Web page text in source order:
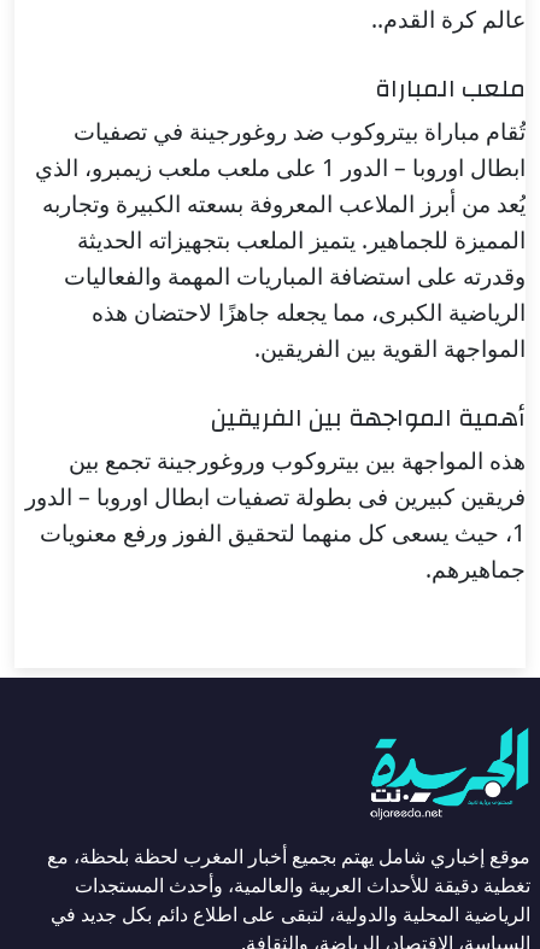
عالم كرة القدم..
ملعب المباراة
تُقام مباراة بيتروكوب ضد روغورجينة في تصفيات
ابطال اوروبا – الدور 1 على ملعب ملعب زيمبرو، الذي
يُعد من أبرز الملاعب المعروفة بسعته الكبيرة وتجاربه
المميزة للجماهير. يتميز الملعب بتجهيزاته الحديثة
وقدرته على استضافة المباريات المهمة والفعاليات
الرياضية الكبرى، مما يجعله جاهزًا لاحتضان هذه
المواجهة القوية بين الفريقين.
أهمية المواجهة بين الفريقين
هذه المواجهة بين بيتروكوب وروغورجينة تجمع بين
فريقين كبيرين فى بطولة تصفيات ابطال اوروبا – الدور
1، حيث يسعى كل منهما لتحقيق الفوز ورفع معنويات
جماهيرهم.
موقع إخباري شامل يهتم بجميع أخبار المغرب لحظة بلحظة، مع
تغطية دقيقة للأحداث العربية والعالمية، وأحدث المستجدات
الرياضية المحلية والدولية، لتبقى على اطلاع دائم بكل جديد في
السياسة، الاقتصاد، الرياضة، والثقافة.